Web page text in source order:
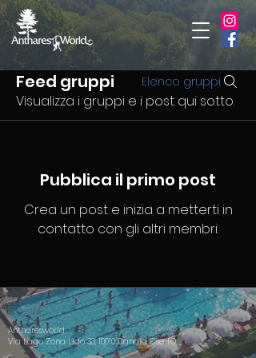
Feed gruppi Elenco gruppi
Visualizza i gruppi e i post qui sotto.
Pubblica il primo post
Crea un post e inizia a metterti in
contatto con gli altri membri.
Antharesworld,
Via Lago Zona Lido 33, 10010 Candia C.se TO